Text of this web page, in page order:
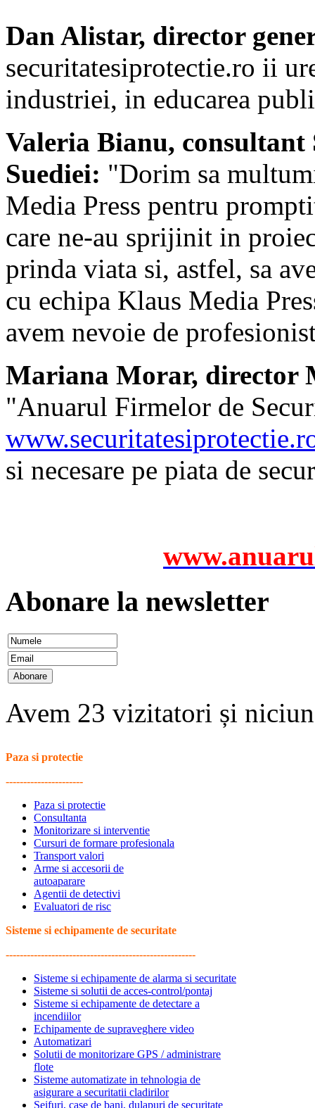
Dan Alistar, director
securitatesiprotectie.ro ii
industriei, in educarea
Valeria Bianu, consultant
Suediei: "Dorim sa
Media Press pentru
care ne-au sprijinit in
prinda viata si, astfel, sa
cu echipa Klaus Media
avem nevoie de
Mariana Morar, director
"Anuarul Firmelor de
si necesare pe piata de
Abonare la newsletter
Avem 23 vizitatori și
Paza si protectie
----------------------
Paza si protectie
Consultanta
Monitorizare si interventie
Cursuri de formare profesionala
Transport valori
Arme si accesorii de
autoaparare
Agentii de detectivi
Evaluatori de risc
Sisteme si echipamente de securitate
------------------------------------------------------
Sisteme si echipamente de alarma si securitate
Sisteme si solutii de acces-control/pontaj
Sisteme si echipamente de detectare a
incendiilor
Echipamente de supraveghere video
Automatizari
Solutii de monitorizare GPS / administrare
flote
Sisteme automatizate in tehnologia de
asigurare a securitatii cladirilor
Seifuri, case de bani, dulapuri de securitate